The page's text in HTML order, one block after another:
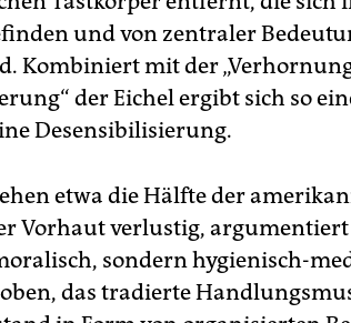
und von zentraler
Kombiniert mit der
der Eichel ergibt sich so
Desensibilisierung.
etwa die Hälfte der
Vorhaut verlustig,
sondern hygienisch-
das tradierte